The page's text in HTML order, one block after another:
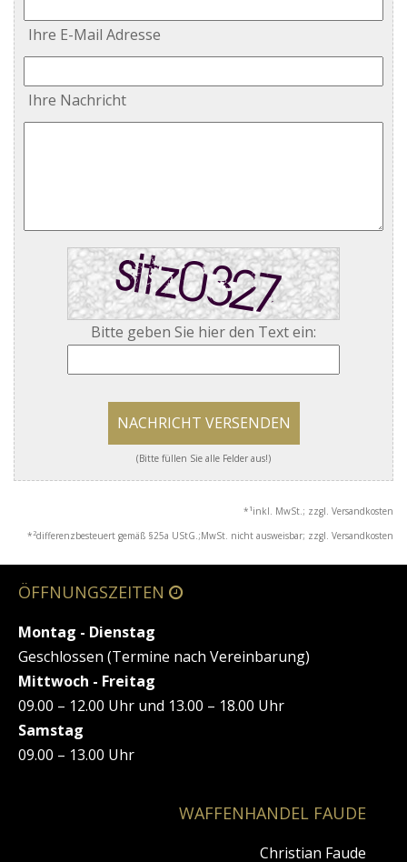
Ihre E-Mail Adresse
Ihre Nachricht
Bitte geben Sie hier den Text ein:
NACHRICHT VERSENDEN
(Bitte füllen Sie alle Felder aus!)
* 1 inkl. MwSt.; zzgl. Versandkosten
*2differenzbesteuert gemäß §25a UStG.;MwSt. nicht ausweisbar; zzgl. Versandkosten
ÖFFNUNGSZEITEN
Montag - Dienstag
Geschlossen (Termine nach Vereinbarung)
Mittwoch - Freitag
09.00 – 12.00 Uhr und 13.00 – 18.00 Uhr
Samstag
09.00 – 13.00 Uhr
WAFFENHANDEL FAUDE
Christian Faude